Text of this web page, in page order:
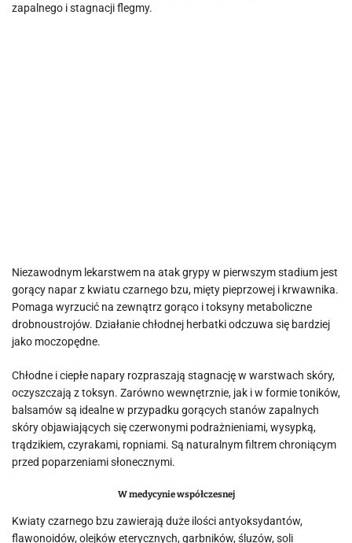
zapalnego i stagnacji flegmy.
Niezawodnym lekarstwem na atak grypy w pierwszym stadium jest
gorący napar z kwiatu czarnego bzu, mięty pieprzowej i krwawnika.
Pomaga wyrzucić na zewnątrz gorąco i toksyny metaboliczne
drobnoustrojów. Działanie chłodnej herbatki odczuwa się bardziej
jako moczopędne.
Chłodne i ciepłe napary rozpraszają stagnację w warstwach skóry,
oczyszczają z toksyn. Zarówno wewnętrznie, jak i w formie toników,
balsamów są idealne w przypadku gorących stanów zapalnych
skóry objawiających się czerwonymi podrażnieniami, wysypką,
trądzikiem, czyrakami, ropniami. Są naturalnym filtrem chroniącym
przed poparzeniami słonecznymi.
W medycynie współczesnej
Kwiaty czarnego bzu zawierają duże ilości antyoksydantów,
flawonoidów, olejków eterycznych, garbników, śluzów, soli